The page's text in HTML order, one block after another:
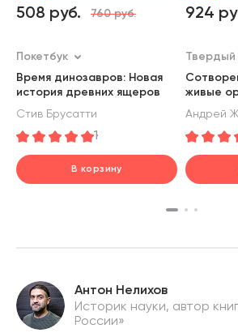
508 руб. 760 руб.
Покетбук
Время динозавров: Новая
история древних ящеров
Стив Брусатти
1
В корзину
924
Твердый
живые
наш мир
Андрей
Антон Нелихов
Историк науки, автор
России»